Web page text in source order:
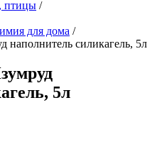
птицы /
для дома /
силикагель, 5л
5л